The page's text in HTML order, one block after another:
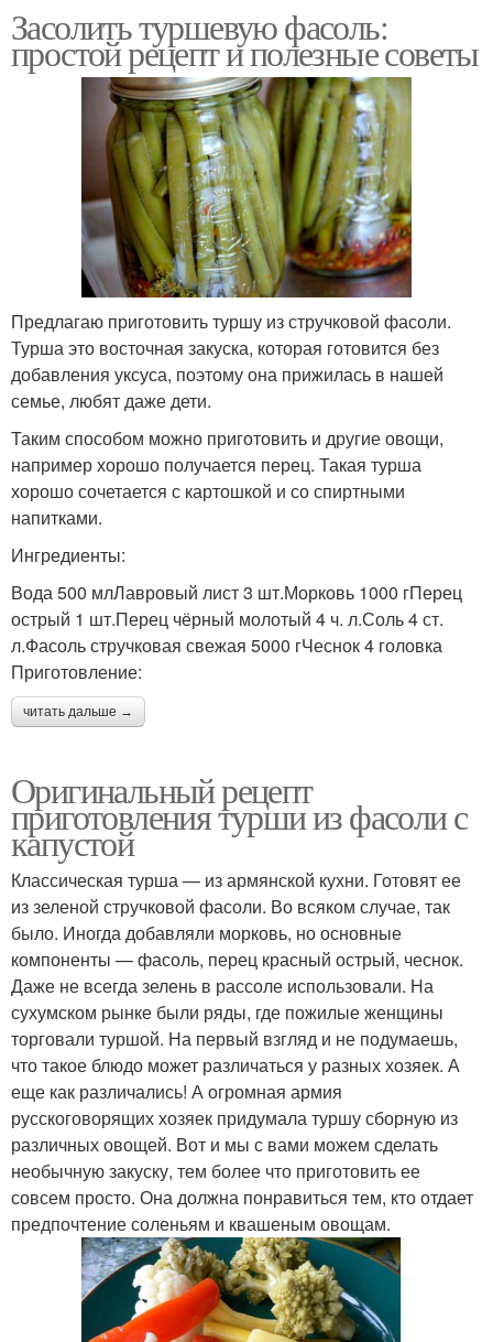
Засолить туршевую фасоль:
простой рецепт и полезные советы
Предлагаю приготовить туршу из стручковой фасоли.
Турша это восточная закуска, которая готовится без
добавления уксуса, поэтому она прижилась в нашей
семье, любят даже дети.
Таким способом можно приготовить и другие овощи,
например хорошо получается перец. Такая турша
хорошо сочетается с картошкой и со спиртными
напитками.
Ингредиенты:
Вода 500 млЛавровый лист 3 шт.Морковь 1000 гПерец
острый 1 шт.Перец чёрный молотый 4 ч. л.Соль 4 ст.
л.Фасоль стручковая свежая 5000 гЧеснок 4 головка
Приготовление:
читать дальше →
Оригинальный рецепт
приготовления турши из фасоли с
капустой
Классическая турша — из армянской кухни. Готовят ее
из зеленой стручковой фасоли. Во всяком случае, так
было. Иногда добавляли морковь, но основные
компоненты — фасоль, перец красный острый, чеснок.
Даже не всегда зелень в рассоле использовали. На
сухумском рынке были ряды, где пожилые женщины
торговали туршой. На первый взгляд и не подумаешь,
что такое блюдо может различаться у разных хозяек. А
еще как различались! А огромная армия
русскоговорящих хозяек придумала туршу сборную из
различных овощей. Вот и мы с вами можем сделать
необычную закуску, тем более что приготовить ее
совсем просто. Она должна понравиться тем, кто отдает
предпочтение соленьям и квашеным овощам.